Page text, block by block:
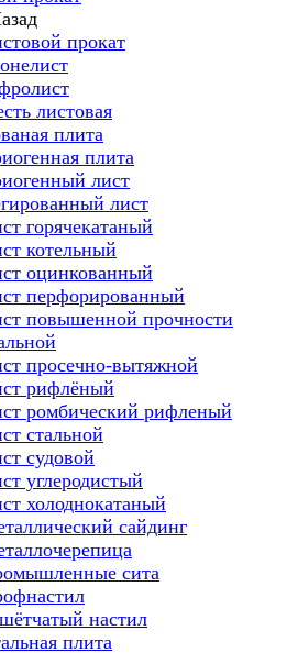
прокат
листовая
плита
плита
лист
лист
горячекатаный
котельный
оцинкованный
перфорированный
повышенной прочности
просечно-вытяжной
рифлёный
ромбический рифленый
стальной
судовой
углеродистый
холоднокатаный
сайдинг
сита
настил
плита